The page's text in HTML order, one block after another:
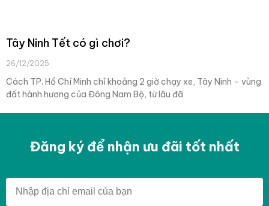
Tây Ninh Tết có gì chơi?
26/12/2025
Cách TP. Hồ Chí Minh chỉ khoảng 2 giờ chạy xe, Tây Ninh – vùng
đất hành hương của Đông Nam Bộ, từ lâu đã
Đăng ký để nhận ưu đãi tốt nhất